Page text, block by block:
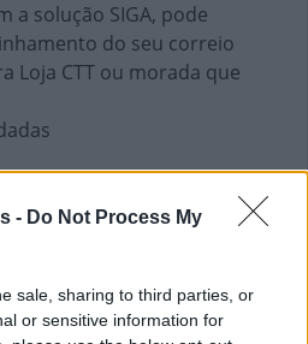
- Do Not Process My
sale, sharing to third parties, or
or sensitive information for
a solução SIGA, pode
do seu correio
Loja CTT ou morada que